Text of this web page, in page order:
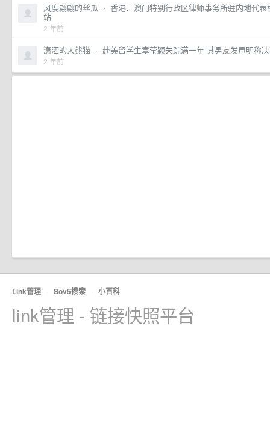
风度翩翩的丝瓜 · 香港、澳门特别行政区律师事务所驻内地代
站
2 年前
潇洒的大熊猫 · 赴美留学生章莹颖失踪满一年 其男友发声明称
2 年前
Link管理 · Sov5搜索 · 小百科
link管理 - 链接快照平台